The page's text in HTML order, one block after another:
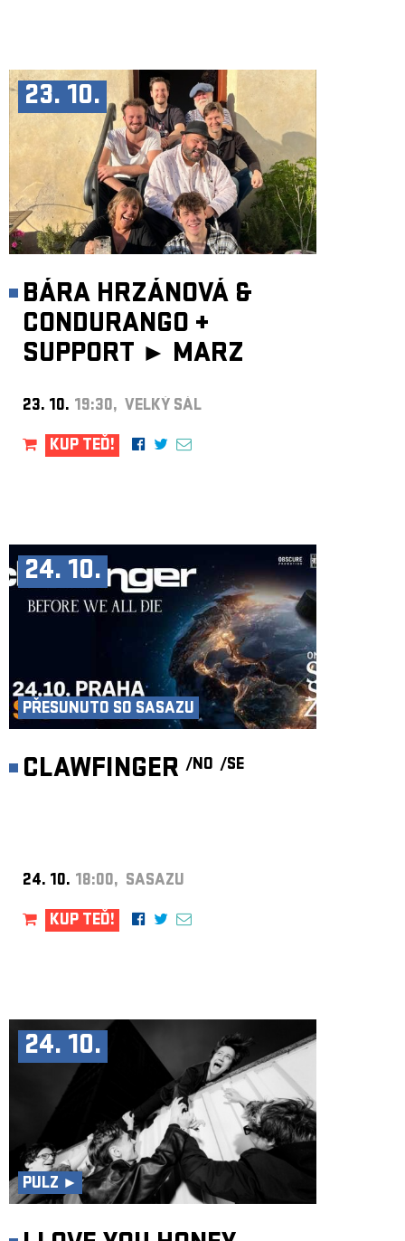
23. 10.
BÁRA HRZÁNOVÁ &
CONDURANGO +
SUPPORT ► MARZ
23. 10. 19:30, VELKÝ SÁL
KUP TEĎ!
24. 10.
PŘESUNUTO SO SASAZU
CLAWFINGER /NO /SE
24. 10. 18:00, SASAZU
KUP TEĎ!
24. 10.
PULZ ►